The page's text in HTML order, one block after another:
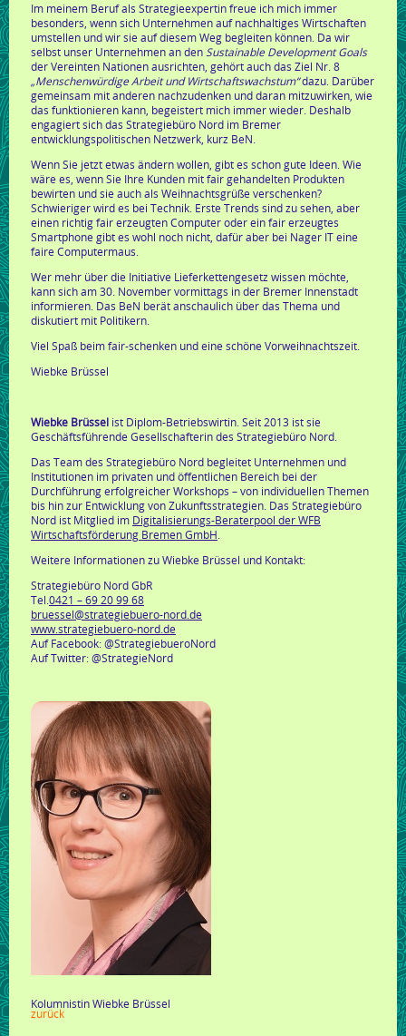
Im meinem Beruf als Strategieexpertin freue ich mich immer
besonders, wenn sich Unternehmen auf nachhaltiges Wirtschaften
umstellen und wir sie auf diesem Weg begleiten können. Da wir
selbst unser Unternehmen an den Sustainable Development Goals
der Vereinten Nationen ausrichten, gehört auch das Ziel Nr. 8
„Menschenwürdige Arbeit und Wirtschaftswachstum“dazu. Darüber
gemeinsam mit anderen nachzudenken und daran mitzuwirken, wie
das funktionieren kann, begeistert mich immer wieder. Deshalb
engagiert sich das Strategiebüro Nord im Bremer
entwicklungspolitischen Netzwerk, kurz BeN.
Wenn Sie jetzt etwas ändern wollen, gibt es schon gute Ideen. Wie
wäre es, wenn Sie Ihre Kunden mit fair gehandelten Produkten
bewirten und sie auch als Weihnachtsgrüße verschenken?
Schwieriger wird es bei Technik. Erste Trends sind zu sehen, aber
einen richtig fair erzeugten Computer oder ein fair erzeugtes
Smartphone gibt es wohl noch nicht, dafür aber bei Nager IT eine
faire Computermaus.
Wer mehr über die Initiative Lieferkettengesetz wissen möchte,
kann sich am 30. November vormittags in der Bremer Innenstadt
informieren. Das BeN berät anschaulich über das Thema und
diskutiert mit Politikern.
Viel Spaß beim fair-schenken und eine schöne Vorweihnachtszeit.
Wiebke Brüssel
Wiebke Brüssel ist Diplom-Betriebswirtin. Seit 2013 ist sie
Geschäftsführende Gesellschafterin des Strategiebüro Nord.
Das Team des Strategiebüro Nord begleitet Unternehmen und
Institutionen im privaten und öffentlichen Bereich bei der
Durchführung erfolgreicher Workshops – von individuellen Themen
bis hin zur Entwicklung von Zukunftsstrategien. Das Strategiebüro
Nord ist Mitglied im Digitalisierungs-Beraterpool der WFB
Wirtschaftsförderung Bremen GmbH
Weitere Informationen zu Wiebke Brüssel und Kontakt:
Strategiebüro Nord GbR
Tel. 0421 – 69 20 99 68
bruessel@strategiebuero-nord.de
www.strategiebuero-nord.de
Auf Facebook: @StrategiebueroNord
Auf Twitter: @StrategieNord
Kolumnistin Wiebke Brüssel
zurück